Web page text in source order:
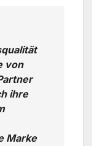
von
ihre
Marke